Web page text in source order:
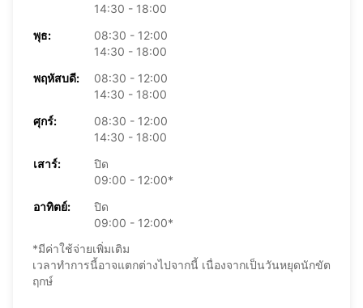
14:30 - 18:00
พุธ:
08:30 - 12:00
14:30 - 18:00
พฤหัสบดี:
08:30 - 12:00
14:30 - 18:00
ศุกร์:
08:30 - 12:00
14:30 - 18:00
เสาร์:
ปิด
09:00 - 12:00*
อาทิตย์:
ปิด
09:00 - 12:00*
*มีค่าใช้จ่ายเพิ่มเติม
เวลาทำการนี้อาจแตกต่างไปจากนี้ เนื่องจากเป็นวันหยุดนักขัต
ฤกษ์